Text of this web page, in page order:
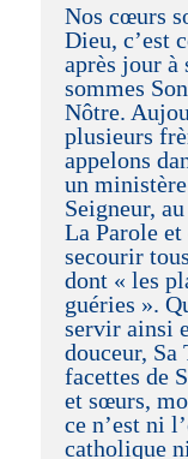
Nos cœurs
Dieu, c’est
après jour à
sommes
Nôtre.
plusieurs
appelons
un
Seigneur,
La Parole
secourir
dont « les
guéries ».
servir ainsi
douceur, Sa
facettes de
et sœurs,
ce n’est ni
catholique